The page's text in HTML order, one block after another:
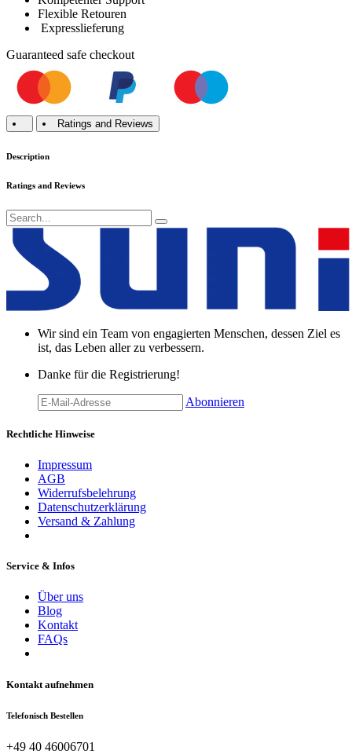
Flexible Retouren
Expresslieferung
Guaranteed safe checkout
Ratings and Reviews
Description
Ratings and Reviews
Wir sind ein Team von engagierten Menschen, dessen Ziel es
ist, das Leben aller zu verbessern.
Danke für die Registrierung!
Abonnieren
Rechtliche Hinweise
Impressum
AGB
Widerrufsbelehrung
Datenschutzerklärung
Versand & Zahlung
Service & Infos
Über uns
Blog
Kontakt
FAQs
Kontakt aufnehmen
Telefonisch Bestellen
+49 40 46006701